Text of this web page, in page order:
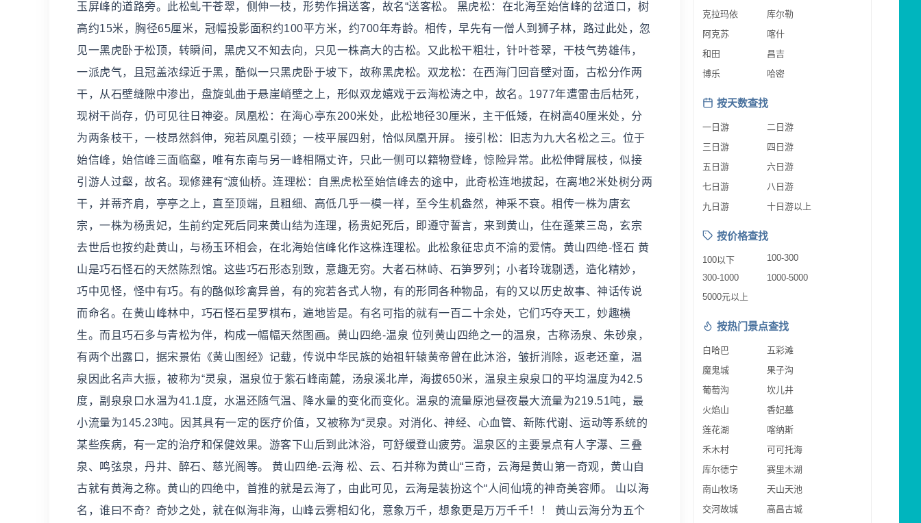
玉屏峰的道路旁。此松虬干苍翠，侧伸一枝，形势作揖送客，故名“送客松。 黑虎松：在北海至始信峰的岔道口，树
高约15米，胸径65厘米，冠幅投影面积约100平方米，约700年寿龄。相传，早先有一僧人到狮子林，路过此处，忽
见一黑虎卧于松顶，转瞬间，黑虎又不知去向，只见一株高大的古松。又此松干粗壮，针叶苍翠，干枝气势雄伟，
一派虎气，且冠盖浓绿近于黑，酷似一只黑虎卧于坡下，故称黑虎松。双龙松：在西海门回音壁对面，古松分作两
干，从石壁缝隙中渗出，盘旋虬曲于悬崖峭壁之上，形似双龙嬉戏于云海松涛之中，故名。1977年遭雷击后枯死，
现树干尚存，仍可见往日神姿。凤凰松：在海心亭东200米处，此松地径30厘米，主干低矮，在树高40厘米处，分
为两条枝干，一枝昂然斜伸，宛若凤凰引颈；一枝平展四射，恰似凤凰开屏。 接引松：旧志为九大名松之三。位于
始信峰，始信峰三面临壑，唯有东南与另一峰相隔丈许，只此一侧可以籍物登峰，惊险异常。此松伸臂展枝，似接
引游人过壑，故名。现修建有“渡仙桥。连理松：自黑虎松至始信峰去的途中，此奇松连地拔起，在离地2米处树分两
干，并蒂齐肩，亭亭之上，直至顶端，且粗细、高低几乎一模一样，至今生机盎然，神采不衰。相传一株为唐玄
宗，一株为杨贵妃，生前约定死后同来黄山结为连理，杨贵妃死后，即遵守誓言，来到黄山，住在蓬莱三岛，玄宗
去世后也按约赴黄山，与杨玉环相会，在北海始信峰化作这株连理松。此松象征忠贞不渝的爱情。黄山四绝-怪石 黄
山是巧石怪石的天然陈烈馆。这些巧石形态别致，意趣无穷。大者石林峙、石笋罗列；小者玲珑剔透，造化精妙，
巧中见怪，怪中有巧。有的酪似珍禽异兽，有的宛若各式人物，有的形同各种物品，有的又以历史故事、神话传说
而命名。在黄山峰林中，巧石怪石星罗棋布，遍地皆是。有名可指的就有一百二十余处，它们巧夺天工，妙趣横
生。而且巧石多与青松为伴，构成一幅幅天然图画。黄山四绝-温泉 位列黄山四绝之一的温泉，古称汤泉、朱砂泉，
有两个出露口，据宋景佑《黄山图经》记载，传说中华民族的始祖轩辕黄帝曾在此沐浴，皱折消除，返老还童，温
泉因此名声大振，被称为“灵泉，温泉位于紫石峰南麓，汤泉溪北岸，海拔650米，温泉主泉泉口的平均温度为42.5
度，副泉泉口水温为41.1度，水温还随气温、降水量的变化而变化。温泉的流量原池昼夜最大流量为219.51吨，最
小流量为145.23吨。因其具有一定的医疗价值，又被称为“灵泉。对消化、神经、心血管、新陈代谢、运动等系统的
某些疾病，有一定的治疗和保健效果。游客下山后到此沐浴，可舒缓登山疲劳。温泉区的主要景点有人字瀑、三叠
泉、鸣弦泉，丹井、醉石、慈光阁等。 黄山四绝-云海 松、云、石并称为黄山“三奇，云海是黄山第一奇观，黄山自
古就有黄海之称。黄山的四绝中，首推的就是云海了，由此可见，云海是装扮这个“人间仙境的神奇美容师。 山以海
名，谁曰不奇？奇妙之处，就在似海非海，山峰云雾相幻化，意象万千，想象更是万万千千！！ 黄山云海分为五个
克拉玛依
库尔勒
阿克苏
喀什
和田
昌吉
博乐
哈密
按天数查找
一日游
二日游
三日游
四日游
五日游
六日游
七日游
八日游
九日游
十日游以上
按价格查找
100以下
100-300
300-1000
1000-5000
5000元以上
按热门景点查找
白哈巴
五彩滩
魔鬼城
果子沟
葡萄沟
坎儿井
火焰山
香妃墓
莲花湖
喀纳斯
禾木村
可可托海
库尔德宁
赛里木湖
南山牧场
天山天池
交河故城
高昌古城